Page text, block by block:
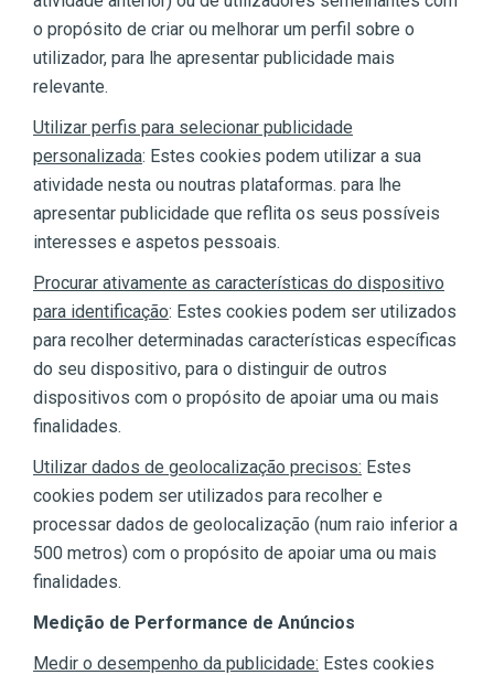
o propósito de criar ou melhorar um perfil sobre o
utilizador, para lhe apresentar publicidade mais
relevante.
Utilizar perfis para selecionar publicidade
personalizada: Estes cookies podem utilizar a sua
atividade nesta ou noutras plataformas. para lhe
apresentar publicidade que reflita os seus possíveis
interesses e aspetos pessoais.
Procurar ativamente as características do dispositivo
para identificação: Estes cookies podem ser utilizados
para recolher determinadas características específicas
do seu dispositivo, para o distinguir de outros
dispositivos com o propósito de apoiar uma ou mais
finalidades.
Utilizar dados de geolocalização precisos: Estes
cookies podem ser utilizados para recolher e
processar dados de geolocalização (num raio inferior a
500 metros) com o propósito de apoiar uma ou mais
finalidades.
Medição de Performance de Anúncios
Medir o desempenho da publicidade: Estes cookies